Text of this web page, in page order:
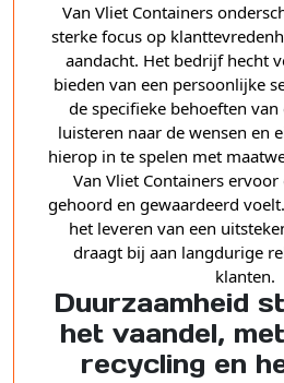
Van Vliet Containers
sterke focus op
aandacht. Het bedrijf hecht
bieden van een persoonlijke
de specifieke behoeften
luisteren naar de wensen en
hierop in te spelen met
Van Vliet Containers
gehoord en gewaardeerd
het leveren van een
draagt bij aan langdurige
klanten.
Duurzaamheid
het vaandel,
recycling en